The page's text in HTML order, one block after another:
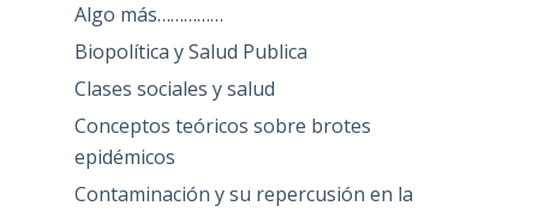
Algo más……………
Biopolítica y Salud Publica
Clases sociales y salud
Conceptos teóricos sobre brotes
epidémicos
Contaminación y su repercusión en la